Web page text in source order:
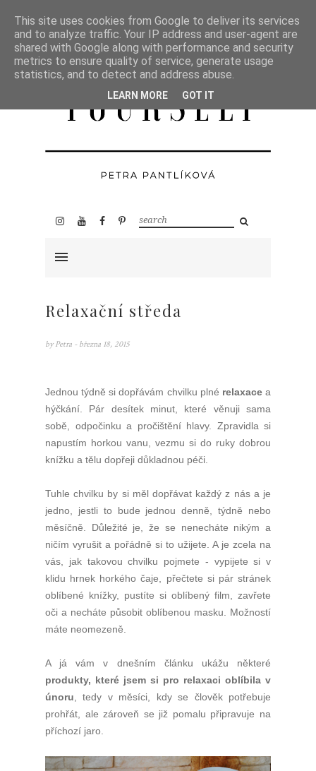
Relaxační středa
by Petra - března 18, 2015
Jednou týdně si dopřávám chvilku plné relaxacea
hýčkání. Pár desítek minut, které věnuji sama
sobě, odpočinku a pročištění hlavy. Zpravidla si
napustím horkou vanu, vezmu si do ruky dobrou
knížku a tělu dopřeji důkladnou péči.
Tuhle chvilku by si měl dopřávat každý z nás a je
jedno, jestli to bude jednou denně, týdně nebo
měsíčně. Důležité je, že se nenecháte nikým a
ničím vyrušit a pořádně si to užijete. A je zcela na
vás, jak takovou chvilku pojmete - vypijete si v
klidu hrnek horkého čaje, přečtete si pár stránek
oblíbené knížky, pustíte si oblíbený film, zavřete
oči a necháte působit oblíbenou masku. Možností
máte neomezeně.
A já vám v dnešním článku ukážu některé
produkty, které jsem si pro relaxaci oblíbila v
únoru, tedy v měsíci, kdy se člověk potřebuje
prohřát, ale zároveň se již pomalu připravuje na
příchozí jaro.
This site uses cookies from Google to deliver its services
and to analyze traffic. Your IP address and user-agent are
shared with Google along with performance and security
metrics to ensure quality of service, generate usage
statistics, and to detect and address abuse.
LEARN MORE GOT IT